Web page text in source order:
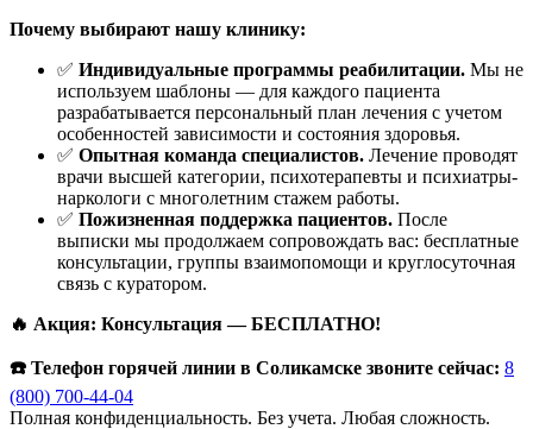
Почему выбирают нашу клинику:
✅ Индивидуальные программы реабилитации. Мы не
используем шаблоны — для каждого пациента
разрабатывается персональный план лечения с учетом
особенностей зависимости и состояния здоровья.
✅ Опытная команда специалистов. Лечение проводят
врачи высшей категории, психотерапевты и психиатры-
наркологи с многолетним стажем работы.
✅ Пожизненная поддержка пациентов. После
выписки мы продолжаем сопровождать вас: бесплатные
консультации, группы взаимопомощи и круглосуточная
связь с куратором.
🔥 Акция: Консультация — БЕСПЛАТНО!
☎️ Телефон горячей линии в Соликамске звоните сейчас: 8
(800) 700-44-04
Полная конфиденциальность. Без учета. Любая сложность.